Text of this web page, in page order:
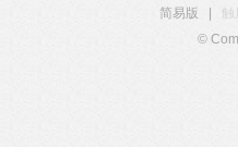
简易版
©